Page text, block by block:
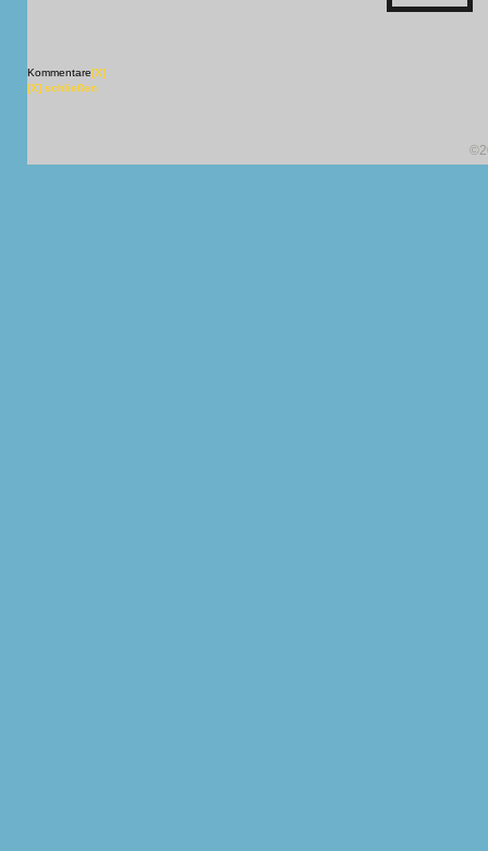
Kommentare[X]
[X] schließen